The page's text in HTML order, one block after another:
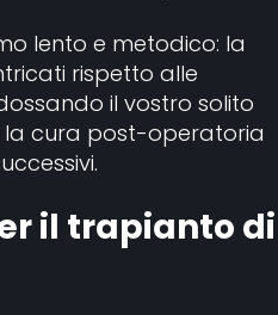
lento e metodico: la
rispetto alle
il vostro solito
la cura post-operatoria
il trapianto di